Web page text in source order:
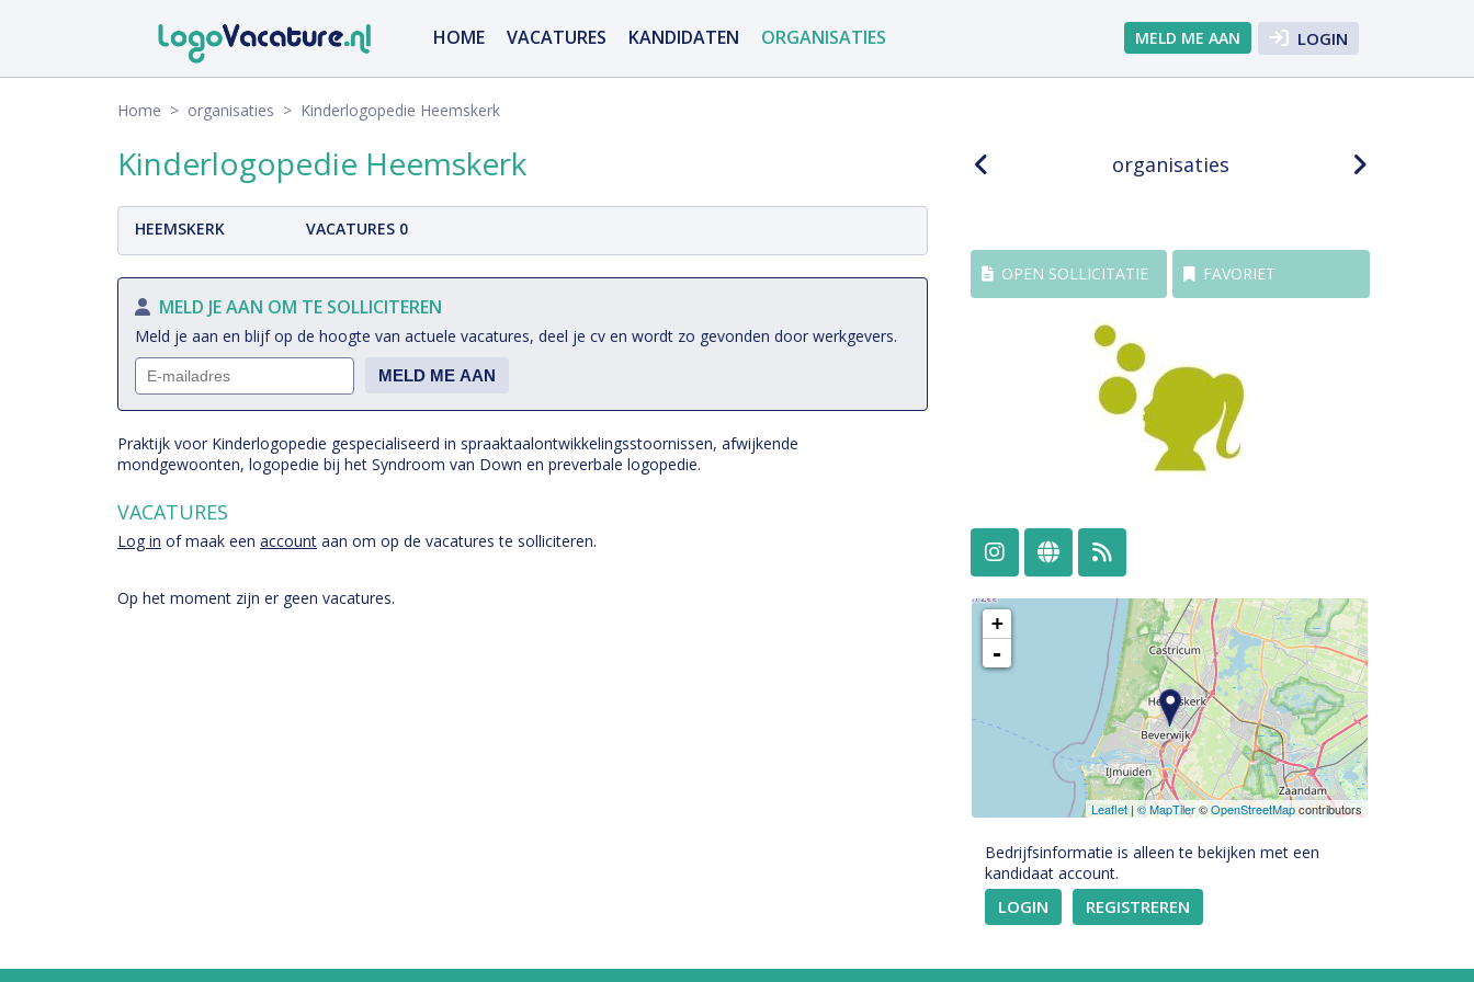
HOME VACATURES KANDIDATEN ORGANISATIES LOGIN
MELD ME AAN
Home > organisaties > Kinderlogopedie Heemskerk
Kinderlogopedie Heemskerk
HEEMSKERK VACATURES 0
MELD JE AAN OM TE SOLLICITEREN
Meld je aan en blijf op de hoogte van actuele vacatures, deel je cv en wordt zo gevonden door werkgevers.
Praktijk voor Kinderlogopedie gespecialiseerd in spraaktaalontwikkelingsstoornissen, afwijkende
mondgewoonten, logopedie bij het Syndroom van Down en preverbale logopedie.
VACATURES
Log in of maak een account aan om op de vacatures te solliciteren.
Op het moment zijn er geen vacatures.
organisaties
OPEN SOLLICITATIE FAVORIET
+
-
Leaflet |© MapTiler©OpenStreetMapcontributors
Bedrijfsinformatie is alleen te bekijken met een
kandidaat account.
LOGIN REGISTREREN